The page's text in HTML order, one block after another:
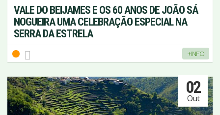
VALE DO BEIJAMES E OS 60 ANOS DE JOÃO SÁ
NOGUEIRA UMA CELEBRAÇÃO ESPECIAL NA
SERRA DA ESTRELA
+INFO
02
Out